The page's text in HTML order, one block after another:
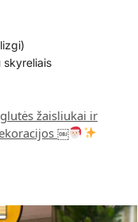
skyreliais
žaisliukai ir
￼